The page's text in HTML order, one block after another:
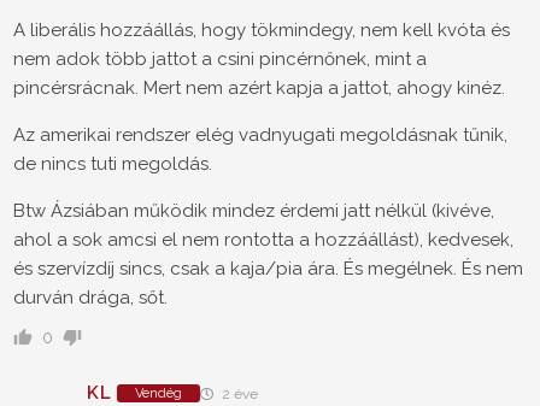
A liberális hozzáállás, hogy tökmindegy, nem kell kvóta és
nem adok több jattot a csini pincérnőnek, mint a
pincérsrácnak. Mert nem azért kapja a jattot, ahogy kinéz.
Az amerikai rendszer elég vadnyugati megoldásnak tűnik,
de nincs tuti megoldás.
Btw Ázsiában működik mindez érdemi jatt nélkül (kivéve,
ahol a sok amcsi el nem rontotta a hozzáállást), kedvesek,
és szervízdíj sincs, csak a kaja/pia ára. És megélnek. És nem
durván drága, sőt.
0
KL Vendég 2 éve